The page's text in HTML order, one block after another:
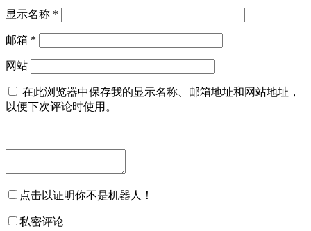
显示名称 *
邮箱 *
网站
在此浏览器中保存我的显示名称、邮箱地址和网站地址，
以便下次评论时使用。
点击以证明你不是机器人！
私密评论